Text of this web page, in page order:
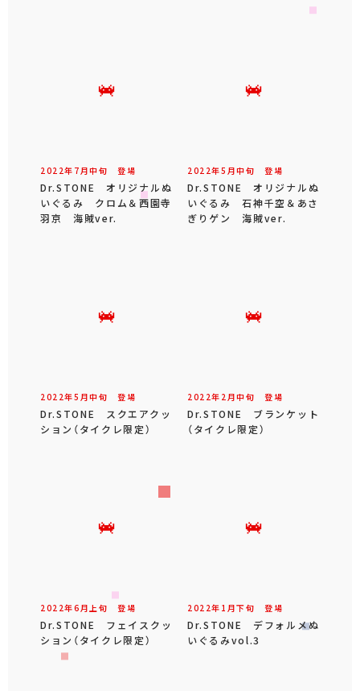
2022年 7 月中旬 登場
Dr.STONE オリジナルぬ
いぐるみ クロム＆西園寺
羽京 海賊ver.
2022年5 月中旬 登場
Dr.STONE オリジナルぬ
いぐるみ 石神千空＆あさ
ぎりゲン 海賊ver.
2022年5 月中旬 登場
Dr.STONE スクエアクッ
ション（タイクレ限定）
2022年 2 月中旬 登場
Dr.STONE ブランケット
（タイクレ限定）
2022年6 月 上旬 登場
Dr.STONE フェイスクッ
ション（タイクレ限定）
2022年 1 月下旬 登場
Dr.STONE デフォルメぬ
いぐるみvol.3